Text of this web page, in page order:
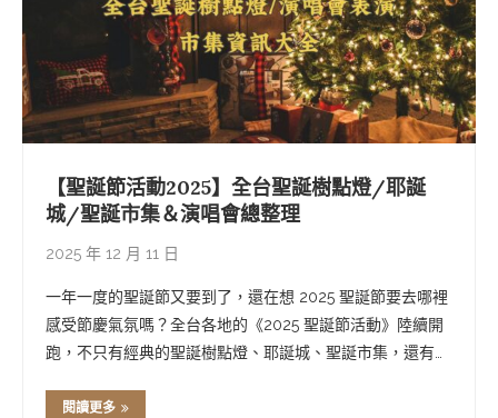
【聖誕節活動2025】全台聖誕樹點燈/耶誕
城/聖誕市集＆演唱會總整理
2025 年 12 月 11 日
一年一度的聖誕節又要到了，還在想 2025 聖誕節要去哪裡
感受節慶氣氛嗎？全台各地的《2025 聖誕節活動》陸續開
跑，不只有經典的聖誕樹點燈、耶誕城、聖誕市集，還有演
2025 全台聖誕節重點活動資訊，包含台北、新北、桃園、
閱讀更多